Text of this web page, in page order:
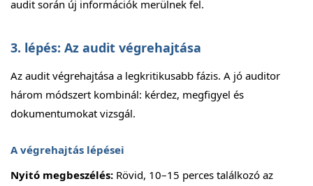
audit során új információk merülnek fel.
3. lépés: Az audit végrehajtása
Az audit végrehajtása a legkritikusabb fázis. A jó auditor
három módszert kombinál: kérdez, megfigyel és
dokumentumokat vizsgál.
A végrehajtás lépései
Nyitó megbeszélés: Rövid, 10–15 perces találkozó az